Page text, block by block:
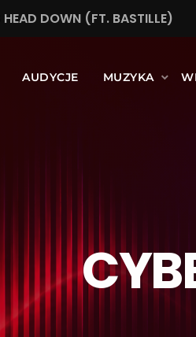
HEAD DOWN (FT. BASTILLE)
AUDYCJE MUZYKA